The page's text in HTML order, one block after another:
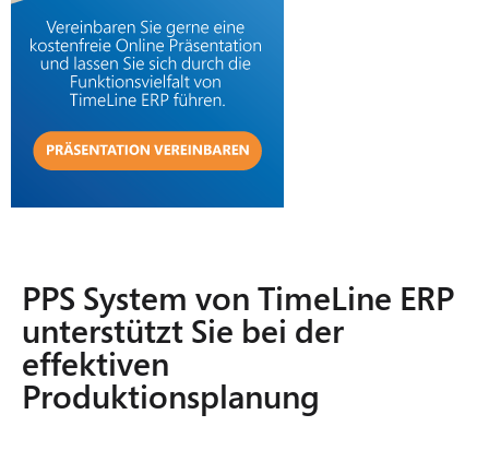
PPS System von TimeLine ERP
unterstützt Sie bei der
effektiven
Produktionsplanung